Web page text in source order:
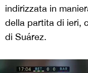
indirizzata in
della partita di ieri,
di Suárez.